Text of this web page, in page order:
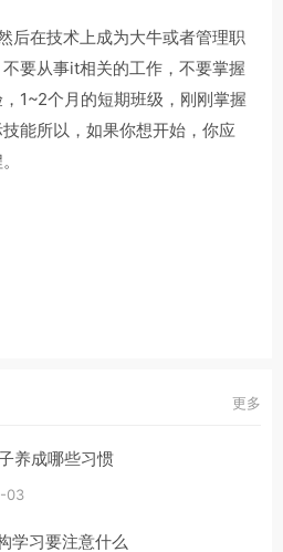
后在技术上成为大牛或者管理职
要从事it相关的工作，不要掌握
1~2个月的短期班级，刚刚掌握
能所以，如果你想开始，你应
更多
养成哪些习惯
03
学习要注意什么